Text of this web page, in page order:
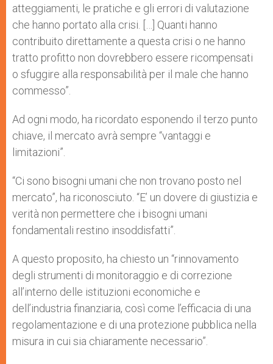
atteggiamenti, le pratiche e gli errori di valutazione
che hanno portato alla crisi. […] Quanti hanno
contribuito direttamente a questa crisi o ne hanno
tratto profitto non dovrebbero essere ricompensati
o sfuggire alla responsabilità per il male che hanno
commesso”.
Ad ogni modo, ha ricordato esponendo il terzo punto
chiave, il mercato avrà sempre “vantaggi e
limitazioni”.
“Ci sono bisogni umani che non trovano posto nel
mercato”, ha riconosciuto. “E’ un dovere di giustizia e
verità non permettere che i bisogni umani
fondamentali restino insoddisfatti”.
A questo proposito, ha chiesto un “rinnovamento
degli strumenti di monitoraggio e di correzione
all’interno delle istituzioni economiche e
dell’industria finanziaria, così come l’efficacia di una
regolamentazione e di una protezione pubblica nella
misura in cui sia chiaramente necessario”.